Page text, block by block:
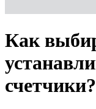
Как
счетчики?